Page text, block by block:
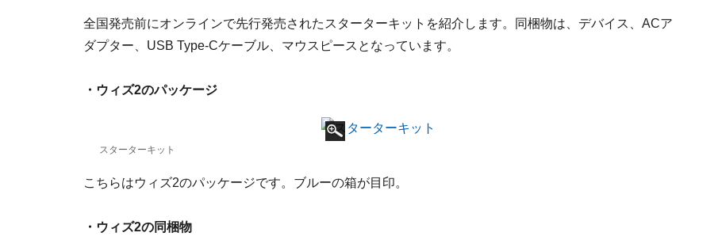
全国発売前にオンラインで先行発売されたスターターキットを紹介します。同梱物は、デバイス、ACア
ダプター、USB Type-Cケーブル、マウスピースとなっています。
・ウィズ2のパッケージ
スターターキット
こちらはウィズ2のパッケージです。ブルーの箱が目印。
・ウィズ2の同梱物